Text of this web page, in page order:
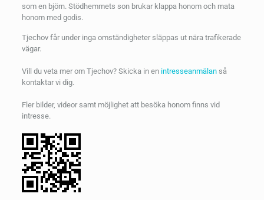
som en björn. Stödhemmets son brukar klappa honom och mata
honom med godis.
Tjechov får under inga omständigheter släppas ut nära trafikerade
vägar.
Vill du veta mer om Tjechov? Skicka in en intresseanmälanså
kontaktar vi dig.
Fler bilder, videor samt möjlighet att besöka honom finns vid
intresse.